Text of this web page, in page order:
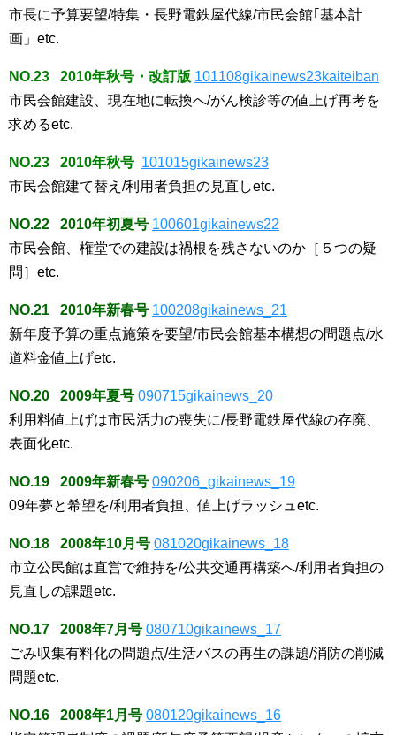
市長に予算要望/特集・長野電鉄屋代線/市民会館｢基本計
画」etc.
NO.23 2010年秋号・改訂版 101108gikainews23kaiteiban
市民会館建設、現在地に転換へ/がん検診等の値上げ再考を
求めるetc.
NO.23 2010年秋号 101015gikainews23
市民会館建て替え/利用者負担の見直しetc.
NO.22 2010年初夏号 100601gikainews22
市民会館、権堂での建設は禍根を残さないのか［５つの疑
問］etc.
NO.21 2010年新春号 100208gikainews_21
新年度予算の重点施策を要望/市民会館基本構想の問題点/水
道料金値上げetc.
NO.20 2009年夏号 090715gikainews_20
利用料値上げは市民活力の喪失に/長野電鉄屋代線の存廃、
表面化etc.
NO.19 2009年新春号 090206_gikainews_19
09年夢と希望を/利用者負担、値上げラッシュetc.
NO.18 2008年10月号 081020gikainews_18
市立公民館は直営で維持を/公共交通再構築へ/利用者負担の
見直しの課題etc.
NO.17 2008年7月号 080710gikainews_17
ごみ収集有料化の問題点/生活バスの再生の課題/消防の削減
問題etc.
NO.16 2008年1月号 080120gikainews_16